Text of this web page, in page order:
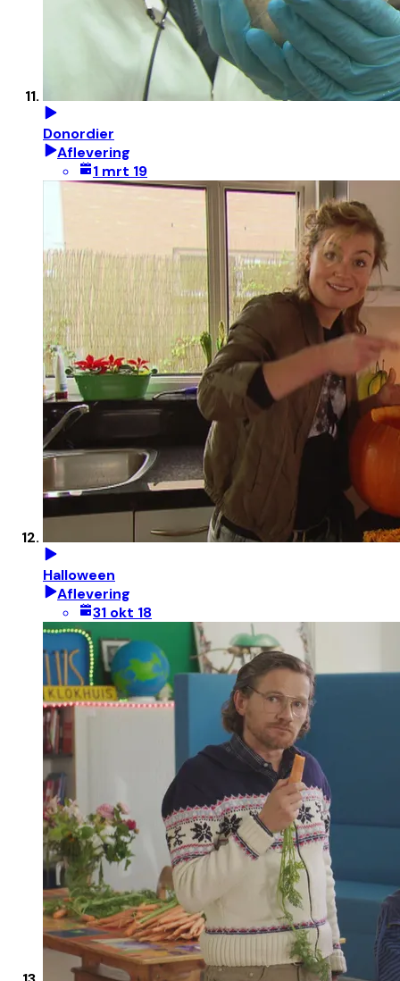
Donordier
Aflevering
1 mrt 19
Halloween
Aflevering
31 okt 18